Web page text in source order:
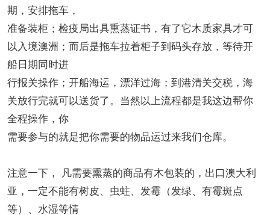
期，安排拖车，
准备装柜；检疫局出具熏蒸证书，有了它木质家具才可
以入境澳洲；而后是拖车拉着柜子到码头存放，等待开
船日期同时进
行报关操作；开船海运，漂洋过海；到港清关交税，海
关放行完就可以送货了。当然以上流程都是我这边帮你
全程操作，你
需要参与的就是把你需要的物品运过来我们仓库。
注意一下， 凡需要熏蒸的商品有木包装的，出口澳大利
亚，一定不能有树皮、虫蛀、发霉（发绿、有霉斑点
等）、水湿等情